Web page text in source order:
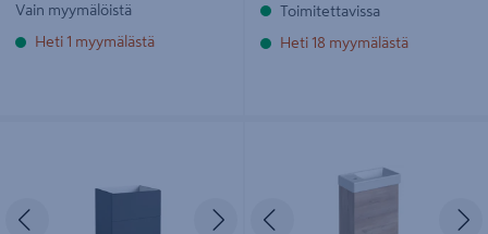
Vain myymälöistä
Heti 1 myymälästä
Toimitettavissa
Heti 18 myymälästä
Seuraava